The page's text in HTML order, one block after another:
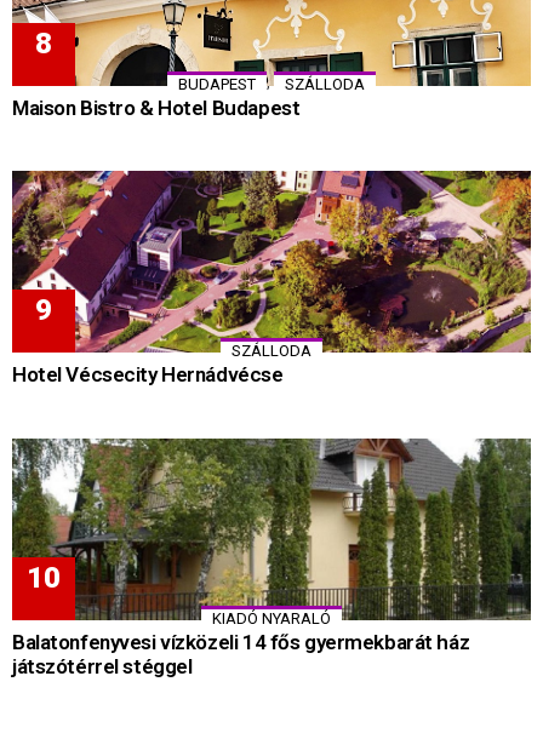
BUDAPEST , SZÁLLODA
Maison Bistro & Hotel Budapest
SZÁLLODA
Hotel Vécsecity Hernádvécse
KIADÓ NYARALÓ
Balatonfenyvesi vízközeli 14 fős gyermekbarát ház
játszótérrel stéggel